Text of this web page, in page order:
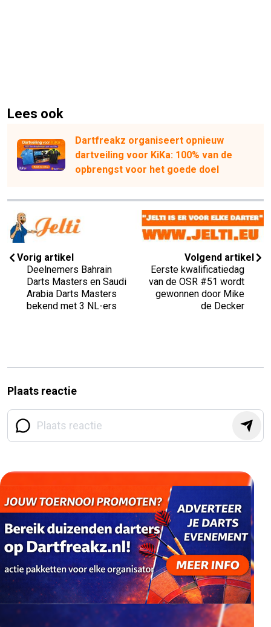
Lees ook
Dartfreakz organiseert opnieuw
dartveiling voor KiKa: 100% van de
opbrengst voor het goede doel
Vorig artikel
Deelnemers Bahrain
Darts Masters en Saudi
Arabia Darts Masters
bekend met 3 NL-ers
Volgend artikel
Eerste kwalificatiedag
van de OSR #51 wordt
gewonnen door Mike
de Decker
Plaats reactie